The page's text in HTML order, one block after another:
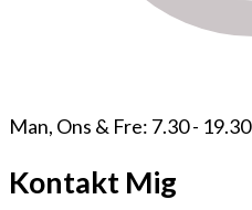
Man, Ons & Fre: 7.30 - 19.30
Kontakt Mig